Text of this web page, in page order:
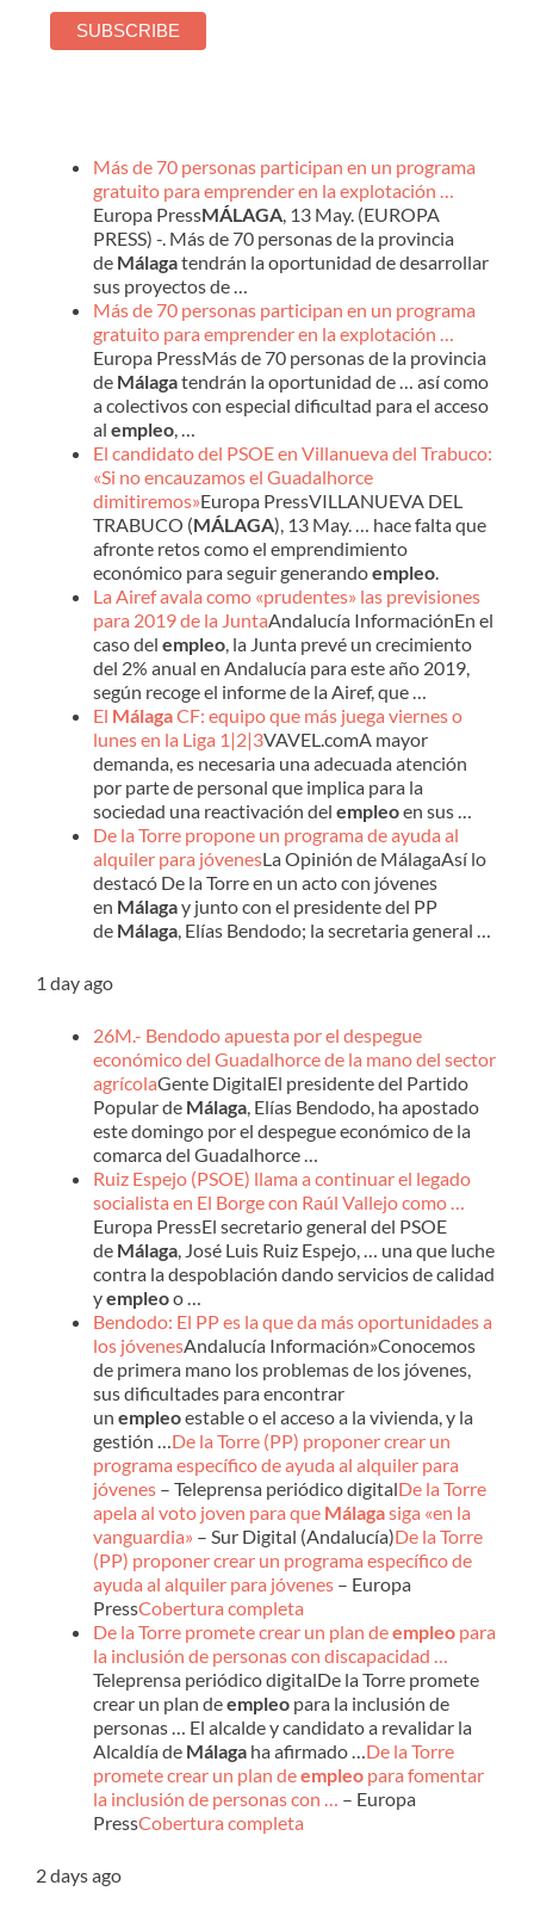
Más de 70 personas participan en un programa
gratuito para emprender en la explotación …
Europa PressMÁLAGA, 13 May. (EUROPA
PRESS) -. Más de 70 personas de la provincia
de Málagatendrán la oportunidad de desarrollar
sus proyectos de …
Más de 70 personas participan en un programa
gratuito para emprender en la explotación …
Europa PressMás de 70 personas de la provincia
de Málagatendrán la oportunidad de … así como
a colectivos con especial dificultad para el acceso
al empleo, …
El candidato del PSOE en Villanueva del Trabuco:
«Si no encauzamos el Guadalhorce
dimitiremos»Europa PressVILLANUEVA DEL
TRABUCO (MÁLAGA), 13 May. … hace falta que
afronte retos como el emprendimiento
económico para seguir generandoempleo.
La Airef avala como «prudentes» las previsiones
para 2019 de la JuntaAndalucía InformaciónEn el
caso del empleo, la Junta prevé un crecimiento
del 2% anual en Andalucía para este año 2019,
según recoge el informe de la Airef, que …
El MálagaCF: equipo que más juega viernes o
lunes en la Liga 1|2|3VAVEL.comA mayor
demanda, es necesaria una adecuada atención
por parte de personal que implica para la
sociedad una reactivación del empleoen sus …
De la Torre propone un programa de ayuda al
alquiler para jóvenesLa Opinión de MálagaAsí lo
destacó De la Torre en un acto con jóvenes
en Málagay junto con el presidente del PP
de Málaga, Elías Bendodo; la secretaria general …
1 day ago
26M.- Bendodo apuesta por el despegue
económico del Guadalhorce de la mano del sector
agrícolaGente DigitalEl presidente del Partido
Popular de Málaga, Elías Bendodo, ha apostado
este domingo por el despegue económico de la
comarca del Guadalhorce …
Ruiz Espejo (PSOE) llama a continuar el legado
socialista en El Borge con Raúl Vallejo como …
Europa PressEl secretario general del PSOE
de Málaga, José Luis Ruiz Espejo, … una que luche
contra la despoblación dando servicios de calidad
yempleoo …
Bendodo: El PP es la que da más oportunidades a
los jóvenesAndalucía Información»Conocemos
de primera mano los problemas de los jóvenes,
sus dificultades para encontrar
un empleoestable o el acceso a la vivienda, y la
gestión …De la Torre (PP) proponer crear un
programa específico de ayuda al alquiler para
jóvenes – Teleprensa periódico digitalDe la Torre
apela al voto joven para que Málagasiga «en la
vanguardia» – Sur Digital (Andalucía)De la Torre
(PP) proponer crear un programa específico de
ayuda al alquiler para jóvenes – Europa
PressCobertura completa
De la Torre promete crear un plan deempleo para
la inclusión de personas con discapacidad …
Teleprensa periódico digitalDe la Torre promete
crear un plan deempleo para la inclusión de
personas … El alcalde y candidato a revalidar la
Alcaldía de Málaga ha afirmado …De la Torre
promete crear un plan deempleo para fomentar
la inclusión de personas con … – Europa
PressCobertura completa
2 days ago